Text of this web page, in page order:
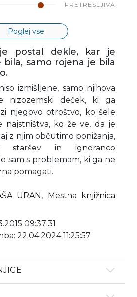
PRETRESLJIVA
Poglej vse
postal dekle, kar je
bila, samo rojena je bila
izmišljene, samo njihova
nizozemski deček, ki ga
njegovo otroštvo, ko šele
najstništva, ko že ve, da je
z njim občutimo ponižanja,
staršev in ignoranco
sam s problemom, ki ga ne
pomagati.
URAN, Mestna knjižnica
09:37:31
22.04.2024 11:25:57